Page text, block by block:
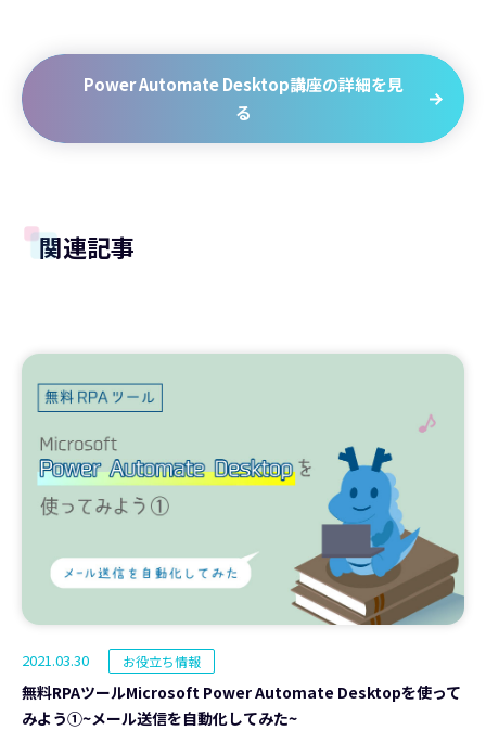
Power Automate Desktop講座の詳細を見
る
関連記事
2021.03.30 お役立ち情報
無料RPAツールMicrosoft Power Automate Desktopを使って
みよう①~メール送信を自動化してみた~